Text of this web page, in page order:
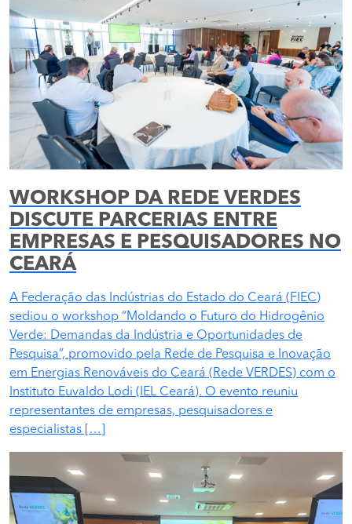
WORKSHOP DA REDE VERDES
DISCUTE PARCERIAS ENTRE
EMPRESAS E PESQUISADORES NO
CEARÁ
A Federação das Indústrias do Estado do Ceará (FIEC)
sediou o workshop “Moldando o Futuro do Hidrogênio
Verde: Demandas da Indústria e Oportunidades de
Pesquisa”, promovido pela Rede de Pesquisa e Inovação
em Energias Renováveis do Ceará (Rede VERDES) com o
Instituto Euvaldo Lodi (IEL Ceará). O evento reuniu
representantes de empresas, pesquisadores e
especialistas […]